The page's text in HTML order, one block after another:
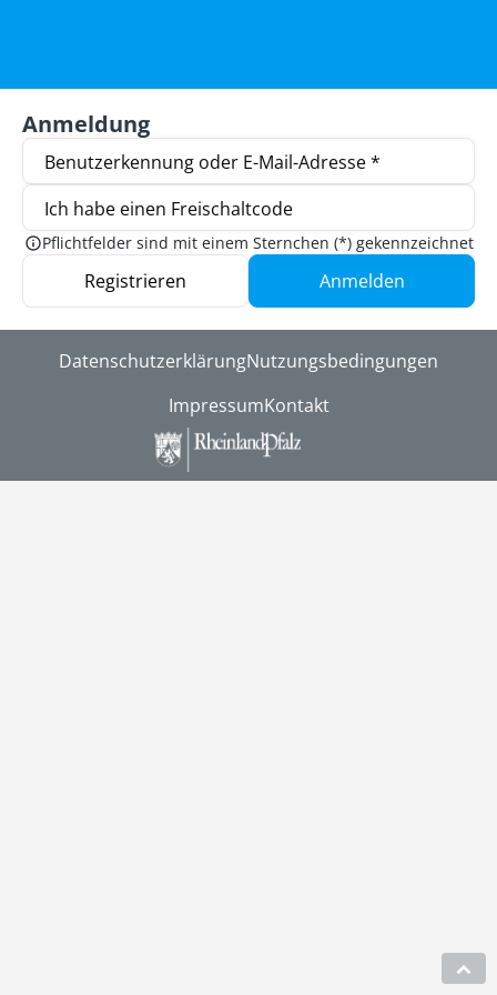
Anmeldung
Benutzerkennung oder E-Mail-Adresse *
Passwort *
Ich habe einen Freischaltcode
Pflichtfelder sind mit einem Sternchen (*) gekennzeichnet
Anmelden
Registrieren
DatenschutzerklärungNutzungsbedingungen
ImpressumKontakt